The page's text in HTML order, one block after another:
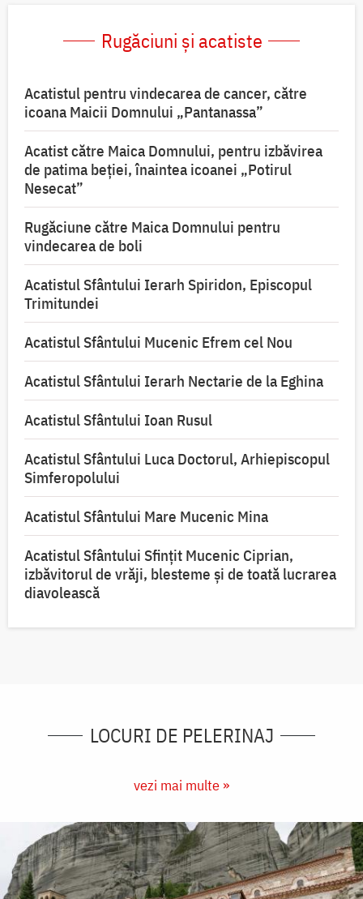
Rugăciuni și acatiste
Acatistul pentru vindecarea de cancer, către
icoana Maicii Domnului „Pantanassa”
Acatist către Maica Domnului, pentru izbăvirea
de patima beției, înaintea icoanei „Potirul
Nesecat”
Rugăciune către Maica Domnului pentru
vindecarea de boli
Acatistul Sfântului Ierarh Spiridon, Episcopul
Trimitundei
Acatistul Sfântului Mucenic Efrem cel Nou
Acatistul Sfântului Ierarh Nectarie de la Eghina
Acatistul Sfântului Ioan Rusul
Acatistul Sfântului Luca Doctorul, Arhiepiscopul
Simferopolului
Acatistul Sfântului Mare Mucenic Mina
Acatistul Sfântului Sfințit Mucenic Ciprian,
izbăvitorul de vrăji, blesteme și de toată lucrarea
diavolească
LOCURI DE PELERINAJ
vezi mai multe »